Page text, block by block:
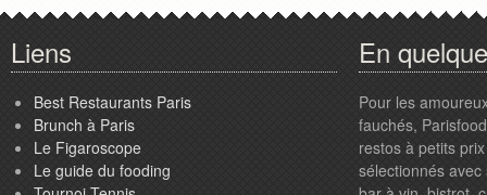
Liens
Best Restaurants Paris
Brunch à Paris
Le Figaroscope
Le guide du fooding
En
Pour les
fauchés,
restos à petits
sélectionnés